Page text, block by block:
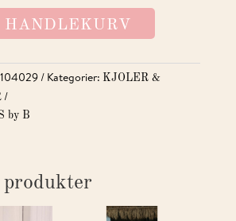
HANDLEKURV
104029 Kategorier: KJOLER &
by B